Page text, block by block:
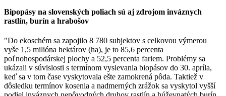
Bipopásy na slovenských poliach sú aj zdrojom inváznych
rastlín, burín a hrabošov
"Do ekoschém sa zapojilo 8 780 subjektov s celkovou výmerou
vyše 1,5 milióna hektárov (ha), je to 85,6 percenta
poľnohospodárskej plochy a 52,5 percenta fariem. Problémy sa
ukázali v súvislosti s termínom vysievania biopásov do 30. apríla,
keď sa v tom čase vyskytovala ešte zamokrená pôda. Taktiež v
dôsledku termínov kosenia a nadmerných zrážok sa vyskytol vyšší